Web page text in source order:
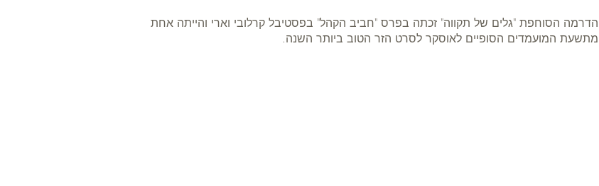
הדרמה הסוחפת "גלים של תקווה" זכתה בפרס "חביב הקהל" בפסטיבל קרלובי וארי והייתה אחת
מתשעת המועמדים הסופיים לאוסקר לסרט הזר הטוב ביותר השנה.